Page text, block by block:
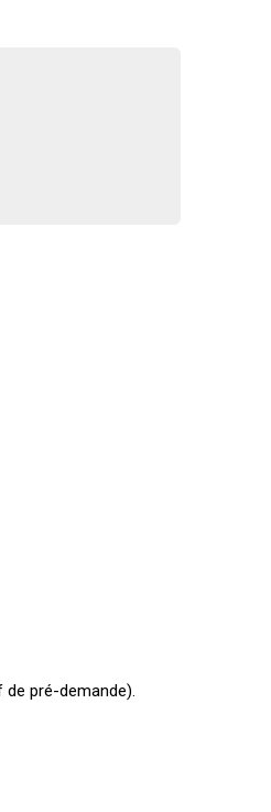
pré-demande).